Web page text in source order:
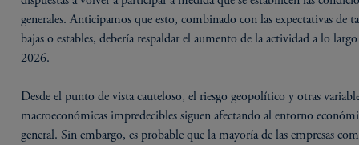
generales. Anticipamos que esto, combinado con las expectativas de
bajas o estables, debería respaldar el aumento de la actividad a lo
2026.
Desde el punto de vista cauteloso, el riesgo geopolítico y otras
macroeconómicas impredecibles siguen afectando al entorno
general. Sin embargo, es probable que la mayoría de las empresas